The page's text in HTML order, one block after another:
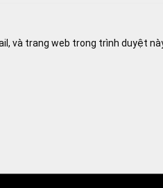
và trang web trong trình duyệt